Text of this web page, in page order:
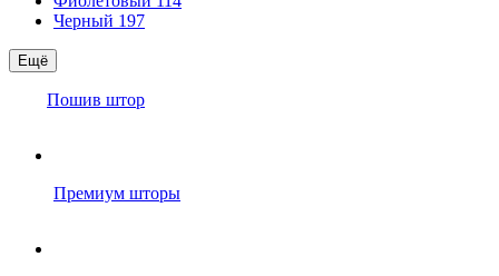
Черный 197
Ещё
Пошив штор
Премиум шторы